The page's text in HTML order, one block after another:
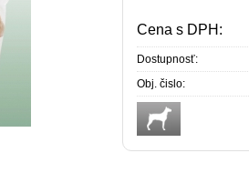
Cena s DPH:
Dostupnosť:
Obj. čislo: